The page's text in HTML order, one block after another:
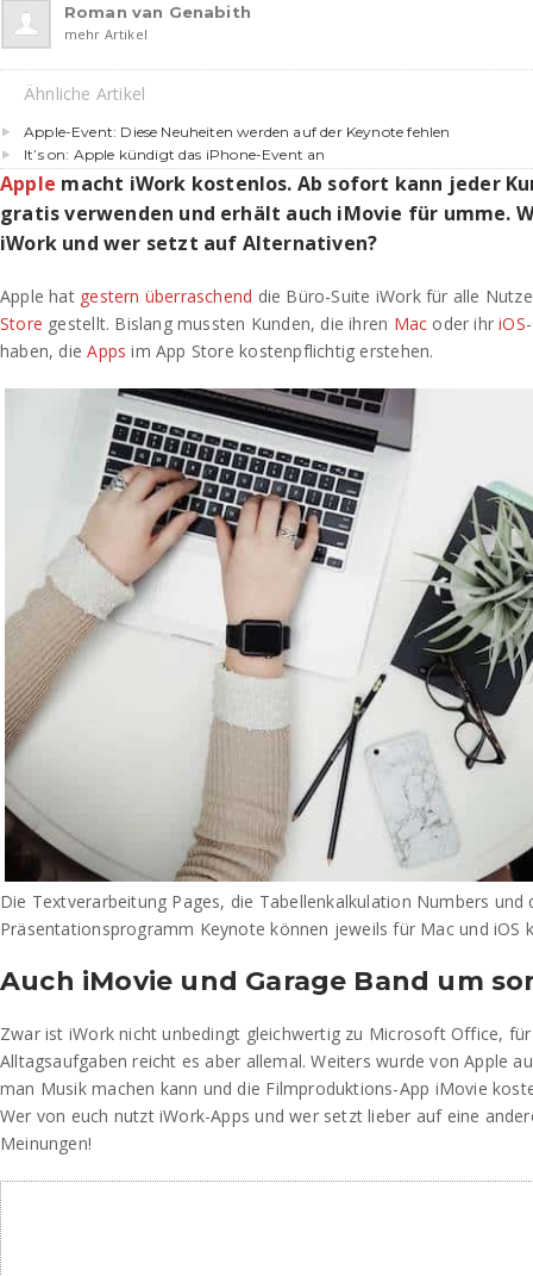
Roman van Genabith
mehr Artikel
Ähnliche Artikel
Apple-Event: Diese Neuheiten werden auf der Keynote fehlen
It’s on: Apple kündigt das iPhone-Event an
Apple macht iWork kostenlos. Ab sofort kann jeder
gratis verwenden und erhält auch iMovie für umme.
iWork und wer setzt auf Alternativen?
Apple hat gestern überraschend die Büro-Suite iWork für alle
Store gestellt. Bislang mussten Kunden, die ihren Mac oder ihriOS
haben, dieApps im App Store kostenpflichtig erstehen.
Die Textverarbeitung Pages, die Tabellenkalkulation Numbers und
Präsentationsprogramm Keynote können jeweils für Mac und iOS
Auch iMovie und Garage Band um
Zwar ist iWork nicht unbedingt gleichwertig zu Microsoft Office,
Alltagsaufgaben reicht es aber allemal. Weiters wurde von Apple
man Musik machen kann und die Filmproduktions-App iMovie
Wer von euch nutzt iWork-Apps und wer setzt lieber auf eine
Meinungen!